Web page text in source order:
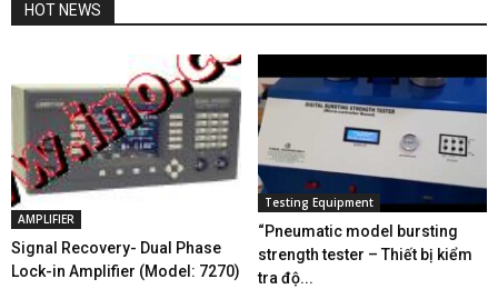
HOT NEWS
AMPLIFIER
Signal Recovery- Dual Phase
Lock-in Amplifier (Model: 7270)
Testing Equipment
“Pneumatic model bursting
strength tester – Thiết bị kiểm
tra độ...